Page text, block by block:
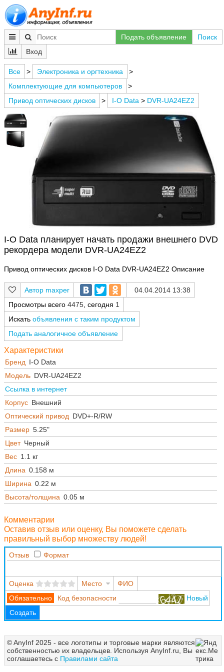
Подать объявление
Поиск
Вход
Все > Электроника и оргтехника
>
Комплектующие для компьютеров
>
Привод оптических дисков
> I-O Data > DVR-UA24EZ2
I-O Data планирует начать продажи внешнего DVD
рекордера модели DVR-UA24EZ2
Привод оптических дисков I-O Data DVR-UA24EZ2 Описание
maxper
04.04.2014 13:38
Просмотры всего 4475 , сегодня 1
Искать объявления с таким продуктом
Подать аналогичное объявление
Характеристики
Бренд I-O Data
Модель DVR-UA24EZ2
Ссылка в интернет
Корпус Внешний
Оптический привод DVD+-R/RW
Размер 5.25"
Цвет Черный
Вес 1.1 кг
Длина 0.158 м
Ширина 0.22 м
Высота/толщина 0.05 м
Комментарии
Оставив отзыв или оценку, Вы поможете сделать
правильный выбор множеству людей!
Отзыв Формат
Оценка Место
ФИО
Код безопасности
Новый
Создать
© AnyInf 2025 - все логотипы и торговые марки являются
собственностью их владельцев. Используя AnyInf.ru, Вы
соглашаетесь с Правилами сайта